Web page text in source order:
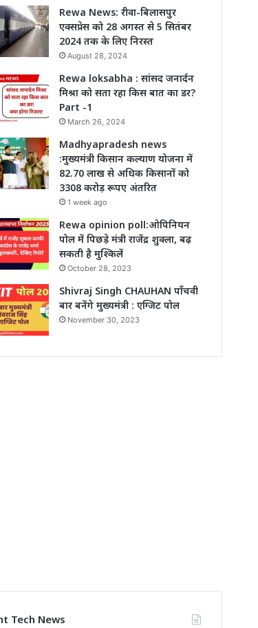
Rewa News: रीवा-बिलासपुर
एक्सप्रेस को 28 अगस्त से 5 सितंबर
2024 तक के लिए निरस्त
August 28, 2024
Rewa loksabha : सांसद जनार्दन
मिश्रा को सता रहा किस बात का डर?
Part -1
March 26, 2024
Madhyapradesh news
:मुख्यमंत्री किसान कल्याण योजना में
82.70 लाख से अधिक किसानों को
3308 करोड़ रूपए अंतरित
1 week ago
Rewa opinion poll:ओपिनियन
पोल में पिछड़े मंत्री राजेंद्र शुक्ला, बढ़
सकती है मुश्किलें
October 28, 2023
Shivraj Singh CHAUHAN पाँचवी
बार बनेंगे मुख्यमंत्री : एग्जिट पोल
November 30, 2023
Tech News